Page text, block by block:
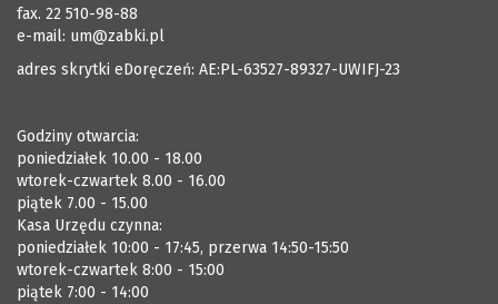
fax. 22 510-98-88
e-mail: um@zabki.pl
adres skrytki eDoręczeń: AE:PL-63527-89327-UWIFJ-23
Godziny otwarcia:
poniedziałek 10.00 - 18.00
wtorek-czwartek 8.00 - 16.00
piątek 7.00 - 15.00
Kasa Urzędu czynna:
poniedziałek 10:00 - 17:45, przerwa 14:50-15:50
wtorek-czwartek 8:00 - 15:00
piątek 7:00 - 14:00